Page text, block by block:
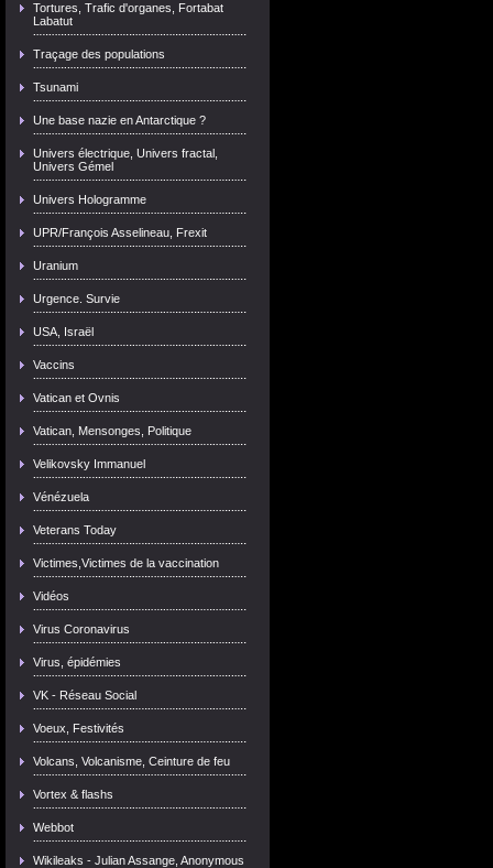
Tortures, Trafic d'organes, Fortabat
Labatut
Traçage des populations
Tsunami
Une base nazie en Antarctique ?
Univers électrique, Univers fractal,
Univers Gémel
Univers Hologramme
UPR/François Asselineau, Frexit
Uranium
Urgence. Survie
USA, Israël
Vaccins
Vatican et Ovnis
Vatican, Mensonges, Politique
Velikovsky Immanuel
Vénézuela
Veterans Today
Victimes,Victimes de la vaccination
Vidéos
Virus Coronavirus
Virus, épidémies
VK - Réseau Social
Voeux, Festivités
Volcans, Volcanisme, Ceinture de feu
Vortex & flashs
Webbot
Wikileaks - Julian Assange, Anonymous